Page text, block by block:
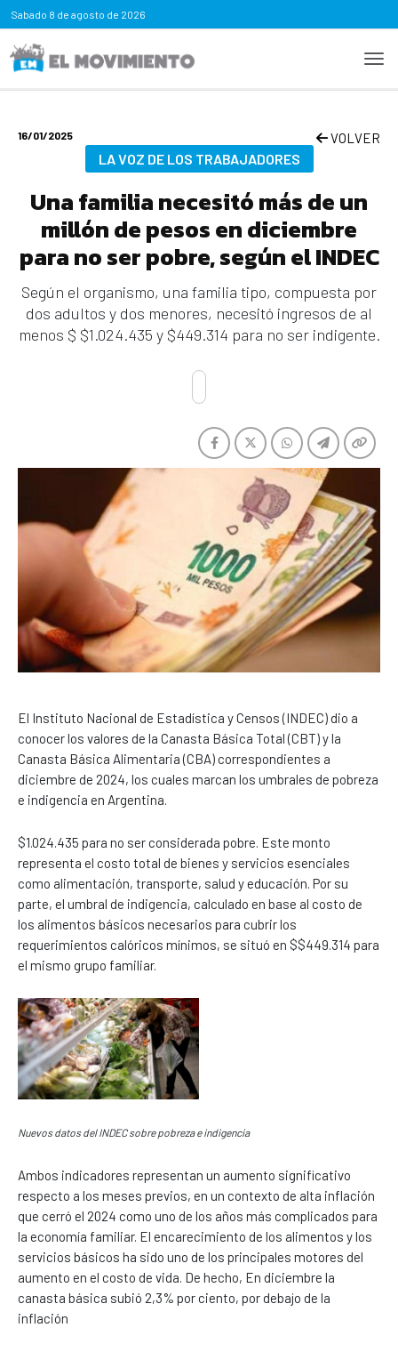
Sabado 8 de agosto de 2026
16/01/2025 VOLVER
LA VOZ DE LOS TRABAJADORES
Una familia necesitó más de un
millón de pesos en diciembre
para no ser pobre, según el INDEC
Según el organismo, una familia tipo, compuesta por
dos adultos y dos menores, necesitó ingresos de al
menos $ $1.024.435 y $449.314 para no ser indigente.
El Instituto Nacional de Estadística y Censos (INDEC) dio a
conocer los valores de la Canasta Básica Total (CBT) y la
Canasta Básica Alimentaria (CBA) correspondientes a
diciembre de 2024, los cuales marcan los umbrales de pobreza
e indigencia en Argentina.
$1.024.435 para no ser considerada pobre. Este monto
representa el costo total de bienes y servicios esenciales
como alimentación, transporte, salud y educación. Por su
parte, el umbral de indigencia, calculado en base al costo de
los alimentos básicos necesarios para cubrir los
requerimientos calóricos mínimos, se situó en $$449.314 para
el mismo grupo familiar.
Nuevos datos del INDEC sobre pobreza e indigencia
Ambos indicadores representan un aumento significativo
respecto a los meses previos, en un contexto de alta inflación
que cerró el 2024 como uno de los años más complicados para
la economía familiar. El encarecimiento de los alimentos y los
servicios básicos ha sido uno de los principales motores del
aumento en el costo de vida. De hecho, En diciembre la
canasta básica subió 2,3% por ciento, por debajo de la
inflación